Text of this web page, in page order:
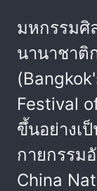
มหกรรมศิ
นานาชาติ
Festival
ขึ้นอย่างเ
กายกรรม
China